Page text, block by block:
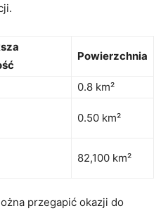
Powierzchnia
0.8 km²
0.50 km²
82,100 km²
przegapić ‍okazji do